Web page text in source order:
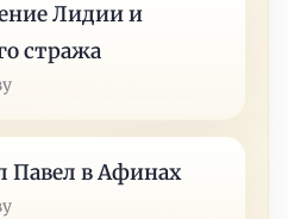
Лидии и
стража
Павел в Афинах